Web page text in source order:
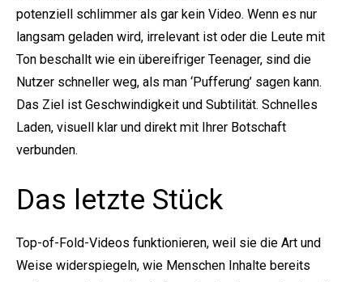
potenziell schlimmer als gar kein Video. Wenn es nur
langsam geladen wird, irrelevant ist oder die Leute mit
Ton beschallt wie ein übereifriger Teenager, sind die
Nutzer schneller weg, als man ‘Pufferung’ sagen kann.
Das Ziel ist Geschwindigkeit und Subtilität. Schnelles
Laden, visuell klar und direkt mit Ihrer Botschaft
verbunden.
Das letzte Stück
Top-of-Fold-Videos funktionieren, weil sie die Art und
Weise widerspiegeln, wie Menschen Inhalte bereits